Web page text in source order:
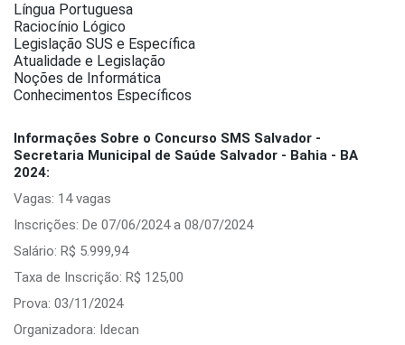
Língua Portuguesa
Raciocínio Lógico
Legislação SUS e Específica
Atualidade e Legislação
Noções de Informática
Conhecimentos Específicos
Informações Sobre o Concurso SMS Salvador -
Secretaria Municipal de Saúde Salvador - Bahia - BA
2024:
Vagas: 14 vagas
Inscrições: De 07/06/2024 a 08/07/2024
Salário: R$ 5.999,94
Taxa de Inscrição: R$ 125,00
Prova: 03/11/2024
Organizadora: Idecan